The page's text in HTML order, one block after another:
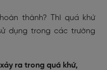
thành? Thì quá khứ
dụng trong các trường
ra trong quá khứ,